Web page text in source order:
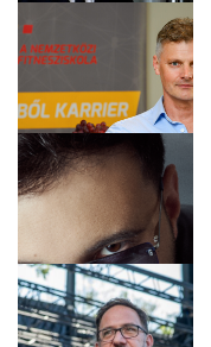
Politika
Content Lab HUB